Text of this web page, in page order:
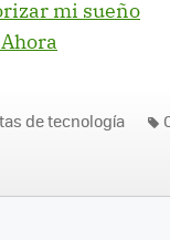
mi sueño
de tecnología